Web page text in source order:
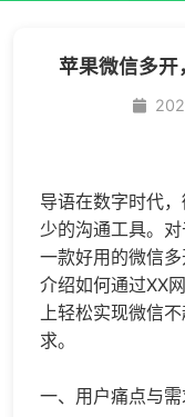
苹果微信多
导语在数字时代
少的沟通工具。
一款好用的微信
介绍如何通过XX
上轻松实现微信
求。
一、用户痛点与